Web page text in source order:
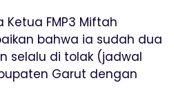
FMP3 Miftah
bahwa ia sudah dua
selalu di tolak (jadwal
Garut dengan